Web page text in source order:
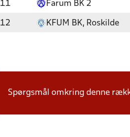
11 Farum BK 2
12 KFUM BK, Roskilde
Spørgsmål omkring denne